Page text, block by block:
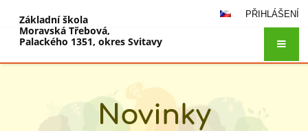
PŘIHLÁŠENÍ
Základní škola
Moravská Třebová,
Palackého 1351, okres Svitavy
Novinky